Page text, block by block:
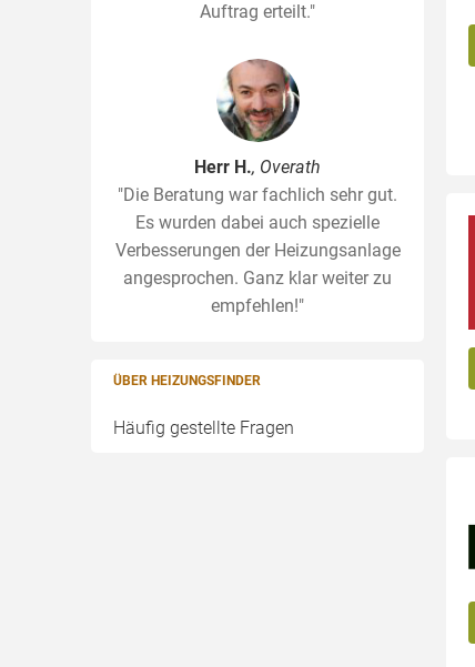
Auftrag erteilt."
Herr H., Overath
"Die Beratung war fachlich sehr gut.
Es wurden dabei auch spezielle
Verbesserungen der Heizungsanlage
angesprochen. Ganz klar weiter zu
empfehlen!"
ÜBER HEIZUNGSFINDER
Häufig gestellte Fragen